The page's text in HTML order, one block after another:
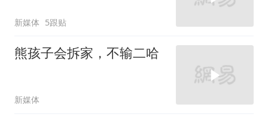
新媒体 5跟贴
熊孩子会拆家，不输二哈
新媒体